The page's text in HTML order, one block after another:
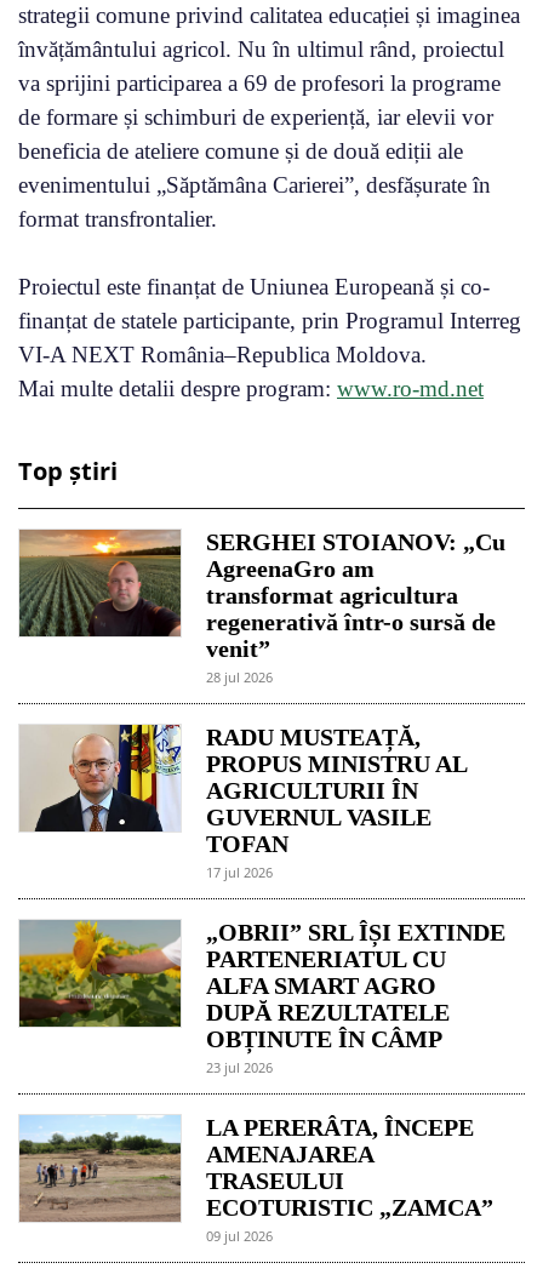
strategii comune privind calitatea educației și imaginea
învățământului agricol. Nu în ultimul rând, proiectul
va sprijini participarea a 69 de profesori la programe
de formare și schimburi de experiență, iar elevii vor
beneficia de ateliere comune și de două ediții ale
evenimentului „Săptămâna Carierei”, desfășurate în
format transfrontalier.
Proiectul este finanțat de Uniunea Europeană și co-
finanțat de statele participante, prin Programul Interreg
VI-A NEXT România–Republica Moldova.
Mai multe detalii despre program: www.ro-md.net
Top știri
SERGHEI STOIANOV: „Cu
AgreenaGro am
transformat agricultura
regenerativă într-o sursă de
venit”
28 jul 2026
RADU MUSTEAȚĂ,
PROPUS MINISTRU AL
AGRICULTURII ÎN
GUVERNUL VASILE
TOFAN
17 jul 2026
„OBRII” SRL ÎȘI EXTINDE
PARTENERIATUL CU
ALFA SMART AGRO
DUPĂ REZULTATELE
OBȚINUTE ÎN CÂMP
23 jul 2026
LA PERERÂTA, ÎNCEPE
AMENAJAREA
TRASEULUI
ECOTURISTIC „ZAMCA”
09 jul 2026